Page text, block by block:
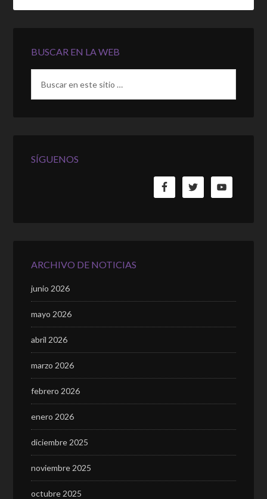
BUSCAR EN LA WEB
SÍGUENOS
ARCHIVO DE NOTICIAS
junio 2026
mayo 2026
abril 2026
marzo 2026
febrero 2026
enero 2026
diciembre 2025
noviembre 2025
octubre 2025